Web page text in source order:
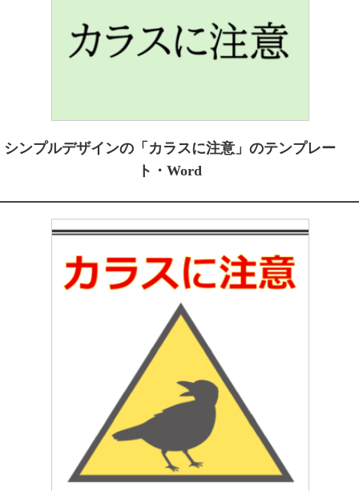
シンプルデザインの「カラスに注意」のテンプレー
ト・Word